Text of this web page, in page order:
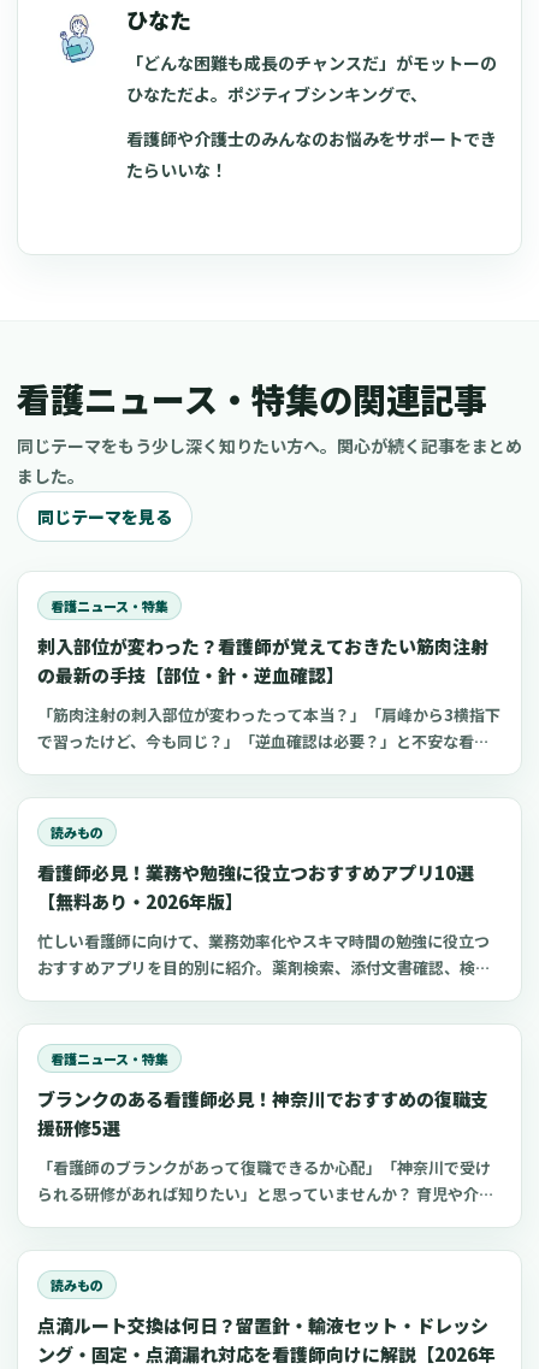
ひなた
「どんな困難も成長のチャンスだ」がモットーの
ひなただよ。ポジティブシンキングで、
看護師や介護士のみんなのお悩みをサポートでき
たらいいな！
看護ニュース・特集の関連記事
同じテーマをもう少し深く知りたい方へ。関心が続く記事をまとめ
ました。
同じテーマを見る
看護ニュース・特集
刺入部位が変わった？看護師が覚えておきたい筋肉注射
の最新の手技【部位・針・逆血確認】
「筋肉注射の刺入部位が変わったって本当？」「肩峰から3横指下
で習ったけど、今も同じ？」「逆血確認は必要？」と不安な看護
び方、針のゲージと長さ、皮下注射との違い、神経損傷やSIRVA
を避けるポイント、ワクチン接種時の手順までわかりやすく解説
します。
読みもの
看護師必見！業務や勉強に役立つおすすめアプリ10選
【無料あり・2026年版】
忙しい看護師に向けて、業務効率化やスキマ時間の勉強に役立つ
おすすめアプリを目的別に紹介。薬剤検索、添付文書確認、検査
心電図学習、シフト管理など、現場や復職準備で使いやすいアプ
リをまとめました。
看護ニュース・特集
ブランクのある看護師必見！神奈川でおすすめの復職支
援研修5選
「看護師のブランクがあって復職できるか心配」「神奈川で受け
られる研修があれば知りたい」と思っていませんか？ 育児や介護
術に不安を抱きやすいもの。 しかし、厚生労働省などはブランク
看護師の復職支援に力を入れているため、研修などを活用するこ
とでスムーズに復職できます。 今回は、神奈川でおすすめのブラ
ンク看護師向け復職支援研修をご紹介します。
読みもの
点滴ルート交換は何日？留置針・輸液セット・ドレッシ
ング・固定・点滴漏れ対応を看護師向けに解説【2026年